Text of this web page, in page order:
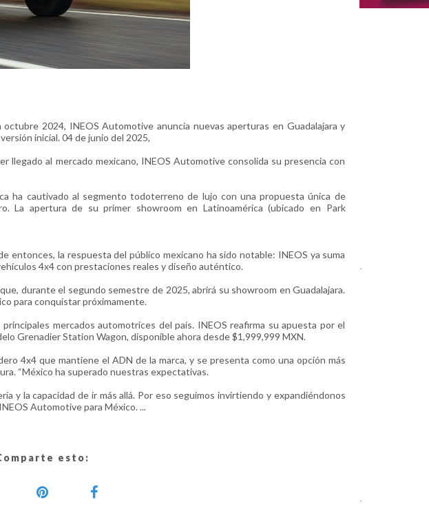
2024, INEOS Automotive anuncia nuevas aperturas en Guadalajara y
inicial. 04 de junio del 2025,
llegado al mercado mexicano, INEOS Automotive consolida su presencia con
ha cautivado al segmento todoterreno de lujo con una propuesta única de
La apertura de su primer showroom en Latinoamérica (ubicado en Park
entonces, la respuesta del público mexicano ha sido notable: INEOS ya suma
4x4 con prestaciones reales y diseño auténtico.
durante el segundo semestre de 2025, abrirá su showroom en Guadalajara.
para conquistar próximamente.
mercados automotrices del país. INEOS reafirma su apuesta por el
Grenadier Station Wagon, disponible ahora desde $1,999,999 MXN.
4x4 que mantiene el ADN de la marca, y se presenta como una opción más
“México ha superado nuestras expectativas.
y la capacidad de ir más allá. Por eso seguimos invirtiendo y expandiéndonos
Automotive para México. ...
esto:
.
.